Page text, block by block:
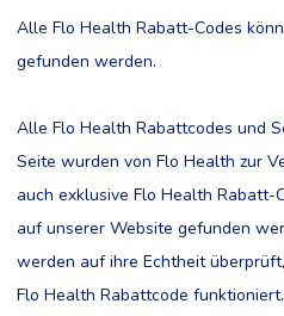
Alle Flo Health Rabatt-Codes
gefunden werden.
Alle Flo Health Rabattcodes und
Seite wurden von Flo Health zur
auch exklusive Flo Health Rabatt-
auf unserer Website gefunden
werden auf ihre Echtheit
Flo Health Rabattcode funktioniert.